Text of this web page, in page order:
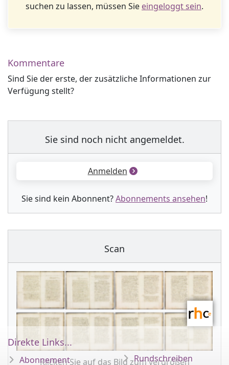
suchen zu lassen, müssen Sie eingeloggt sein.
Kommentare
Sind Sie der erste, der zusätzliche Informationen zur
Verfügung stellt?
Sie sind noch nicht angemeldet.
Anmelden
Sie sind kein Abonnent?Abonnements ansehen!
Scan
Klicken Sie auf das Bild zum vergrößen
Direkte Links...
Abonnement Rundschreiben